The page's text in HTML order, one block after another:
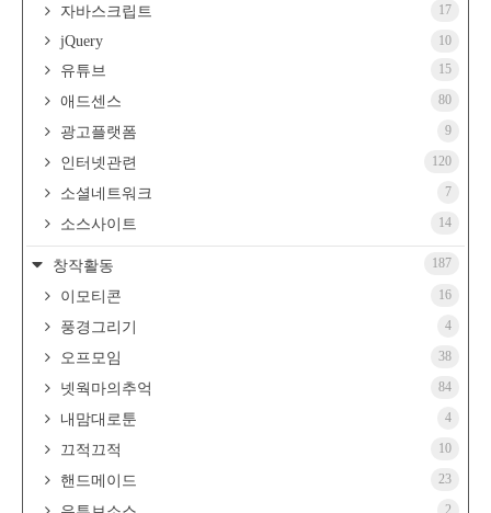
자바스크립트 17
jQuery 10
유튜브 15
애드센스 80
광고플랫폼 9
인터넷관련 120
소셜네트워크 7
소스사이트 14
창작활동 187
이모티콘 16
풍경그리기 4
오프모임 38
넷웍마의추억 84
내맘대로툰 4
끄적끄적 10
핸드메이드 23
2